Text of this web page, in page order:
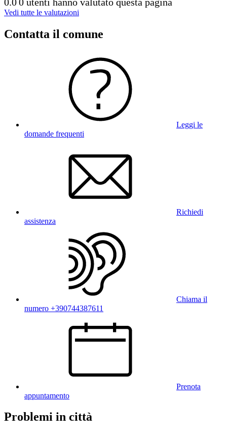
Vedi tutte le valutazioni
Contatta il comune
Leggi le
domande frequenti
Richiedi
assistenza
Chiama il
numero +390744387611
Prenota
appuntamento
Problemi in città